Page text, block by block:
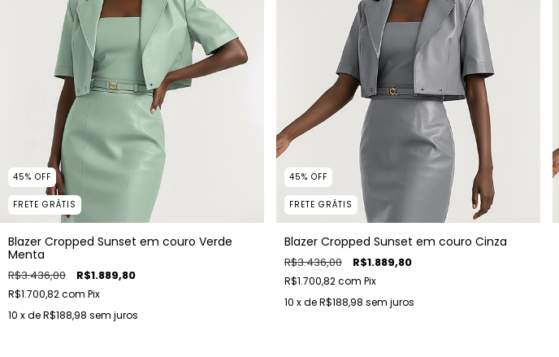
45% OFF
FRETE GRÁTIS
Blazer Cropped Sunset em couro Verde
Menta
R$3.436,00 R$1.889,80
R$1.700,82com Pix
10 x deR$188,98 sem juros
45% OFF
FRETE GRÁTIS
Blazer Cropped Sunset em couro Cinza
R$3.436,00 R$1.889,80
R$1.700,82com Pix
10 x deR$188,98 sem juros